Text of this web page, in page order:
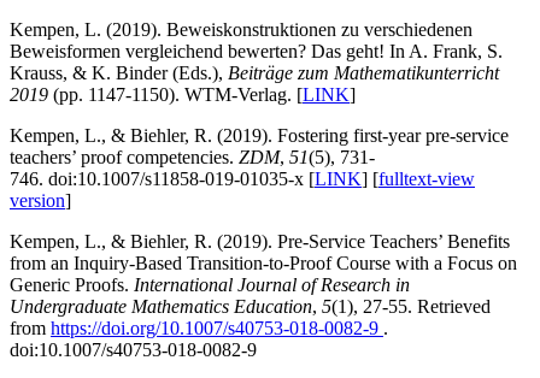
Kempen, L. (2019). Beweiskonstruktionen zu verschiedenen
Beweisformen vergleichend bewerten? Das geht! In A. Frank, S.
Krauss, & K. Binder (Eds.), Beiträge zum Mathematikunterricht
2019 (pp. 1147-1150). WTM-Verlag. [LINK]
Kempen, L., & Biehler, R. (2019). Fostering first-year pre-service
teachers’ proof competencies. ZDM, 51(5), 731-
746. doi:10.1007/s11858-019-01035-x [LINK] [fulltext-view
version]
Kempen, L., & Biehler, R. (2019). Pre-Service Teachers’ Benefits
from an Inquiry-Based Transition-to-Proof Course with a Focus on
Generic Proofs. International Journal of Research in
Undergraduate Mathematics Education, 5(1), 27-55. Retrieved
from https://doi.org/10.1007/s40753-018-0082-9 .
doi:10.1007/s40753-018-0082-9